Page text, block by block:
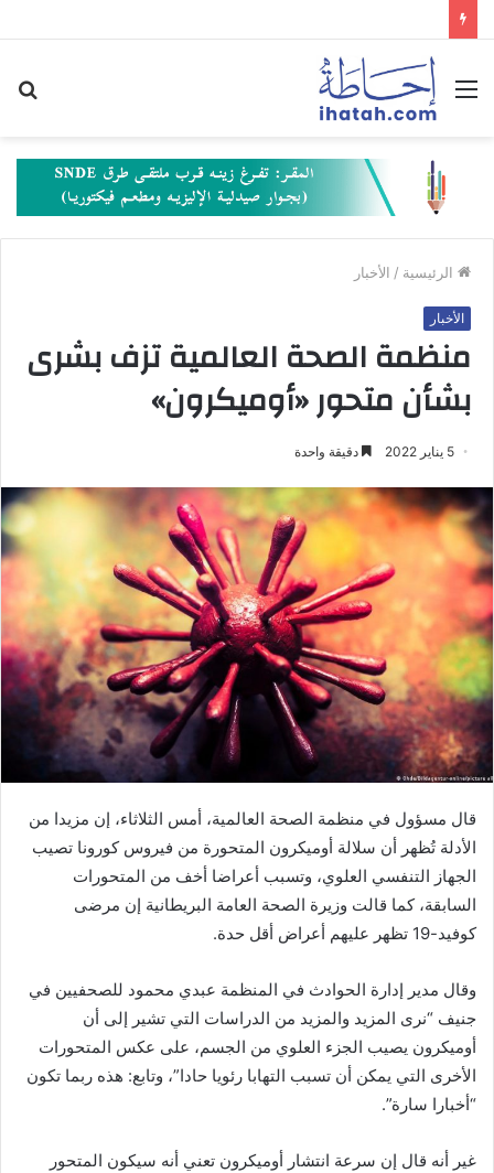
القائمة
الرئيسية / الأخبار
الأخبار
منظمة الصحة العالمية تزف بشرى
بشأن متحور «أوميكرون»
5 يناير 2022 دقيقة واحدة
قال مسؤول في منظمة الصحة العالمية، أمس الثلاثاء، إن مزيدا من
الأدلة تُظهر أن سلالة أوميكرون المتحورة من فيروس كورونا تصيب
الجهاز التنفسي العلوي، وتسبب أعراضا أخف من المتحورات
السابقة، كما قالت وزيرة الصحة العامة البريطانية إن مرضى
كوفيد-19 تظهر عليهم أعراض أقل حدة.
وقال مدير إدارة الحوادث في المنظمة عبدي محمود للصحفيين في
جنيف “نرى المزيد والمزيد من الدراسات التي تشير إلى أن
أوميكرون يصيب الجزء العلوي من الجسم، على عكس المتحورات
الأخرى التي يمكن أن تسبب التهابا رئويا حادا”، وتابع: هذه ربما تكون
“أخبارا سارة”.
غير أنه قال إن سرعة انتشار أوميكرون تعني أنه سيكون المتحور